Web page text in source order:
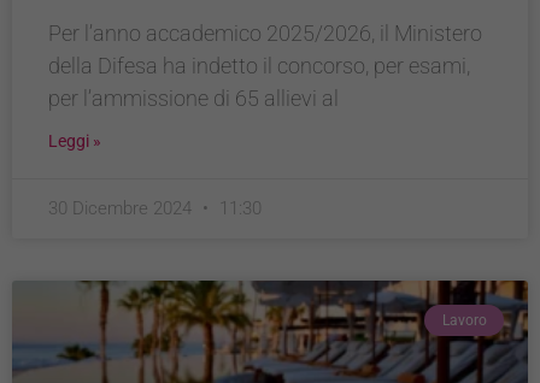
Per l’anno accademico 2025/2026, il Ministero
della Difesa ha indetto il concorso, per esami,
per l’ammissione di 65 allievi al
Leggi »
30 Dicembre 2024 11:30
Lavoro